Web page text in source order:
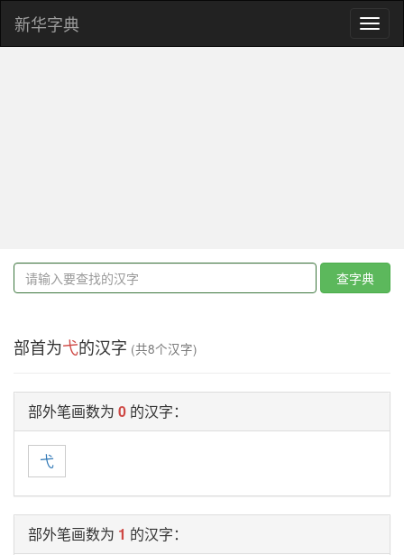
新华字典
查字典
部首为弋的汉字 (共8个汉字)
部外笔画数为 0 的汉字：
弋
部外笔画数为 1 的汉字：